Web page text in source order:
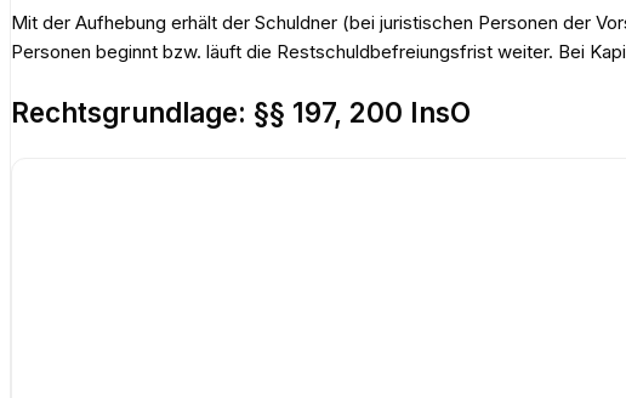
Mit der Aufhebung erhält der Schuldner (bei juristischen Personen der
Personen beginnt bzw. läuft die Restschuldbefreiungsfrist weiter. Bei
Rechtsgrundlage: §§ 197, 200 InsO